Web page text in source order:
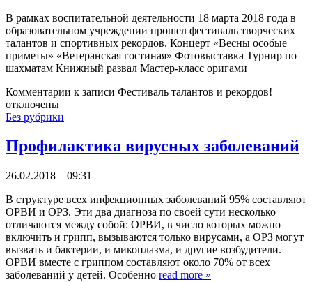
В рамках воспитательной деятельности 18 марта 2018 года в
образовательном учреждении прошел фестиваль творческих
талантов и спортивных рекордов. Концерт «Весны особые
приметы» «Ветеранская гостиная» Фотовыставка Турнир по
шахматам Книжный развал Мастер-класс оригами
Комментарии к записи Фестиваль талантов и рекордов!
отключены
Без рубрики
Профилактика вирусных заболеваний
26.02.2018 – 09:31
В структуре всех инфекционных заболеваний 95% составляют
ОРВИ и ОРЗ. Эти два диагноза по своей сути несколько
отличаются между собой: ОРВИ, в число которых можно
включить и грипп, вызываются только вирусами, а ОРЗ могут
вызвать и бактерии, и микоплазма, и другие возбудители.
ОРВИ вместе с гриппом составляют около 70% от всех
заболеваний у детей. Особенно read more »